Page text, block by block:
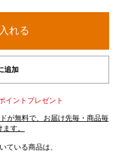
れる
追加
イントプレゼント
が無料で、お届け先毎・商品毎
す。
ている商品は、